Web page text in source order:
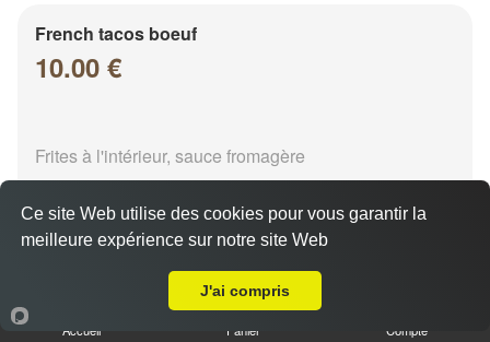
French tacos boeuf
10.00 €
Frites à l'intérieur, sauce fromagère
French tacos chicken
Accueil Panier Compte
Ce site Web utilise des cookies pour vous garantir la
meilleure expérience sur notre site Web
J'ai compris